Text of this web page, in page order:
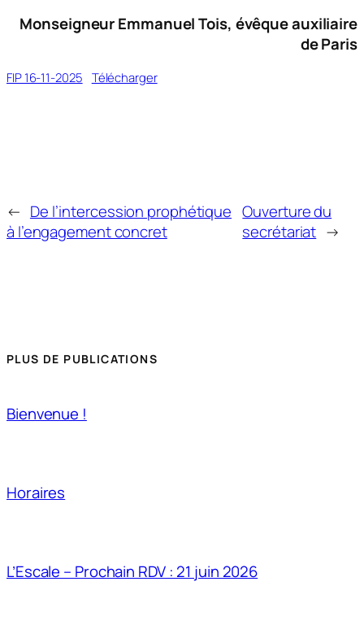
Monseigneur Emmanuel Tois, évêque auxiliaire
de Paris
FIP 16-11-2025 Télécharger
← De l’intercession prophétique
à l’engagement concret
Ouverture du
secrétariat →
PLUS DE PUBLICATIONS
Bienvenue !
Horaires
L’Escale – Prochain RDV : 21 juin 2026